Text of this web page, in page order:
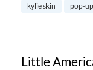
kylie skin
pop-up
Little